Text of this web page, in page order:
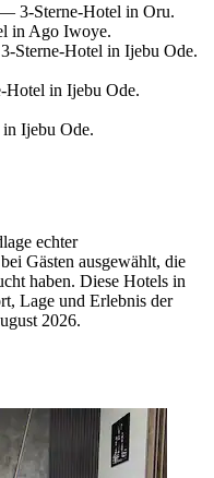
3-Sterne-Hotel in Oru.
in Ago Iwoye.
Sterne-Hotel in Ijebu Ode.
in Ijebu Ode.
Ijebu Ode.
echter
Gästen ausgewählt, die
haben. Diese Hotels in
Lage und Erlebnis der
2026.